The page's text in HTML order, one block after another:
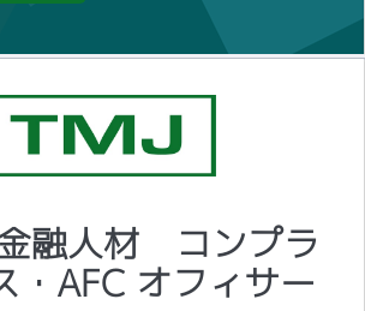
融人材 コンプラ
・AFC オフィサー